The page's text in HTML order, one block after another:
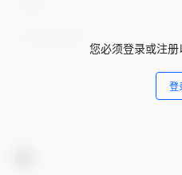
您必须登录或注
登